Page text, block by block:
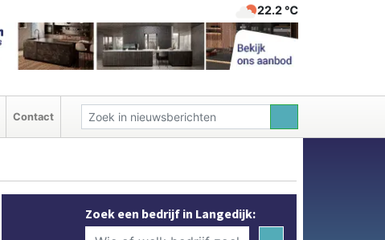
22.2 ℃
Contact
Zoek een bedrijf in Langedijk: